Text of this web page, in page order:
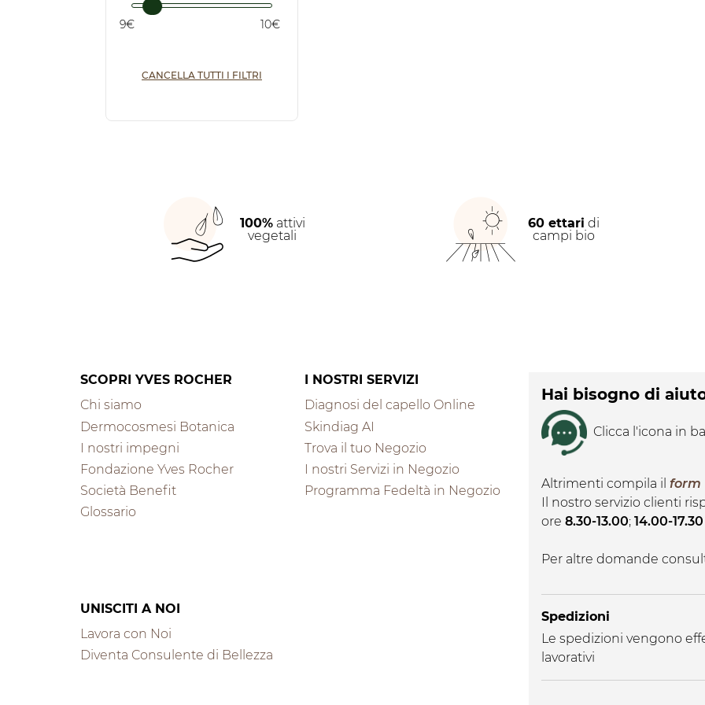
9€ 10€
CANCELLA TUTTI I FILTRI
100%attivi
vegetali
60 ettari di
campi bio
SCOPRI YVES ROCHER
Chi siamo
Dermocosmesi Botanica
I nostri impegni
Fondazione Yves Rocher
Società Benefit
Glossario
I NOSTRI SERVIZI
Diagnosi del capello Online
Skindiag AI
Trova il tuo Negozio
I nostri Servizi in Negozio
Programma Fedeltà in Negozio
UNISCITI A NOI
Lavora con Noi
Diventa Consulente di Bellezza
Hai bisogno di
Clicca l'icona in
Altrimenti compila il form
Il nostro servizio clienti
ore 8.30-13.00; 14.00-17.30
Per altre domande
Spedizioni
Le spedizioni vengono
lavorativi